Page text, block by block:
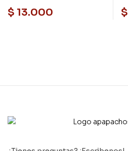
$ 13.000 $